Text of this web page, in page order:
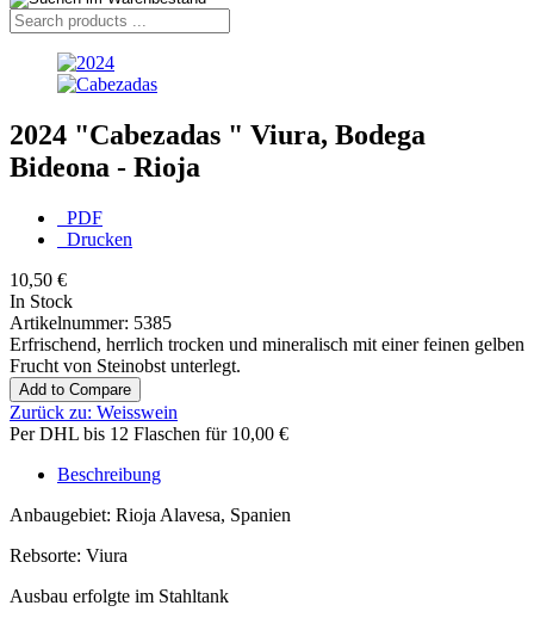
2024 "Cabezadas " Viura, Bodega
Bideona - Rioja
PDF
Drucken
10,50 €
In Stock
Artikelnummer: 5385
Erfrischend, herrlich trocken und mineralisch mit einer feinen gelben
Frucht von Steinobst unterlegt.
Add to Compare
Zurück zu: Weisswein
Per DHL bis 12 Flaschen für 10,00 €
Beschreibung
Anbaugebiet: Rioja Alavesa, Spanien
Rebsorte: Viura
Ausbau erfolgte im Stahltank